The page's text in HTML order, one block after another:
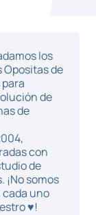
los
Opositas de
de
de
con
de
somos
cada uno
♥!